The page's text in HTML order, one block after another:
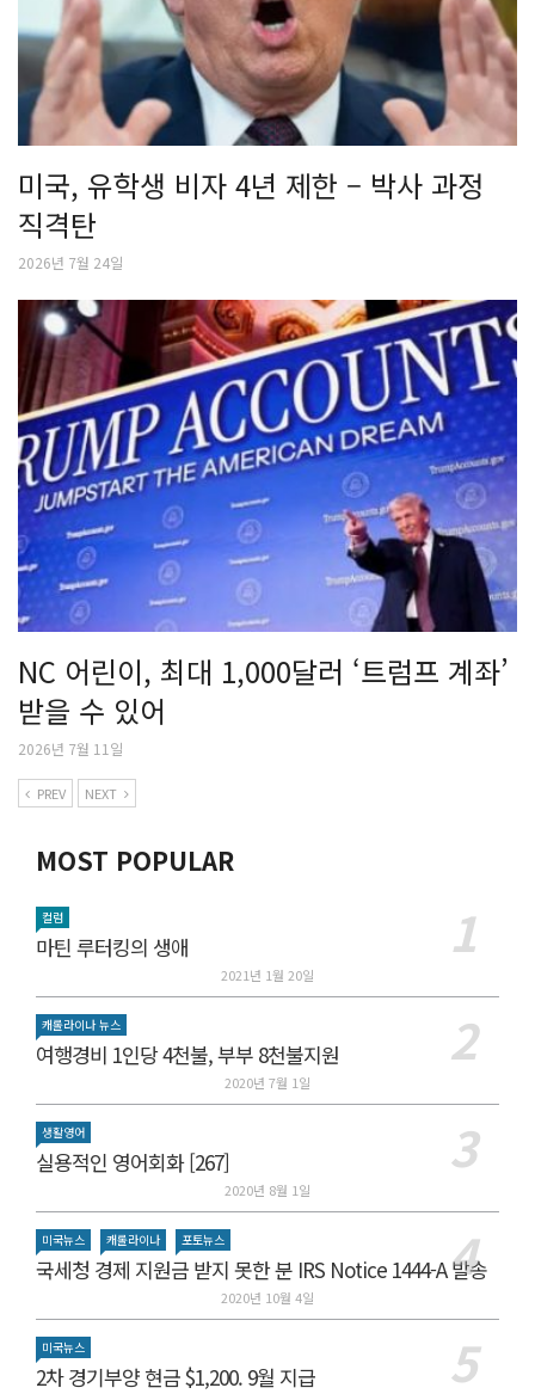
미국, 유학생 비자 4년 제한 – 박사 과정
직격탄
2026년 7월 24일
NC 어린이, 최대 1,000달러 ‘트럼프 계좌’
받을 수 있어
2026년 7월 11일
PREV NEXT
MOST POPULAR
컬럼
마틴 루터킹의 생애
2021년 1월 20일
캐롤라이나 뉴스
여행경비 1인당 4천불, 부부 8천불지원
2020년 7월 1일
생활영어
실용적인 영어회화 [267]
2020년 8월 1일
미국뉴스 캐롤라이나 포토뉴스
국세청 경제 지원금 받지 못한 분 IRS Notice 1444-A 발송
2020년 10월 4일
미국뉴스
2차 경기부양 현금 $1,200. 9월 지급